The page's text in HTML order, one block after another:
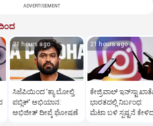
ADVERTISEMENT
21 hours ago
ಸಿಜೆಪಿಯಿಂದ 'ಕ್ಯಾ ಬೋಲ್ತಿ
ಪಬ್ಲಿಕ್' ಅಭಿಯಾನ:
ಅಭಿಜೀತ್ ದೀಪ್ಕೆ ಘೋಷಣೆ
21 hours ago
ಕೇಜ್ರಿವಾಲ್‌ ಇನ್‌ಸ್ಟಾ
ಭಾರತದಲ್ಲಿ ನಿರ್ಬಂಧ:
ಮೆಟಾ ಬಳಿ ಸ್ಪಷ್ಟನೆ